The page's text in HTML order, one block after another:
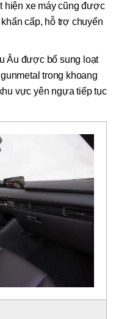
hiện xe máy cũng được
cấp, hỗ trợ chuyển
Âu được bổ sung loạt
trong khoang
vực yên ngựa tiếp tục